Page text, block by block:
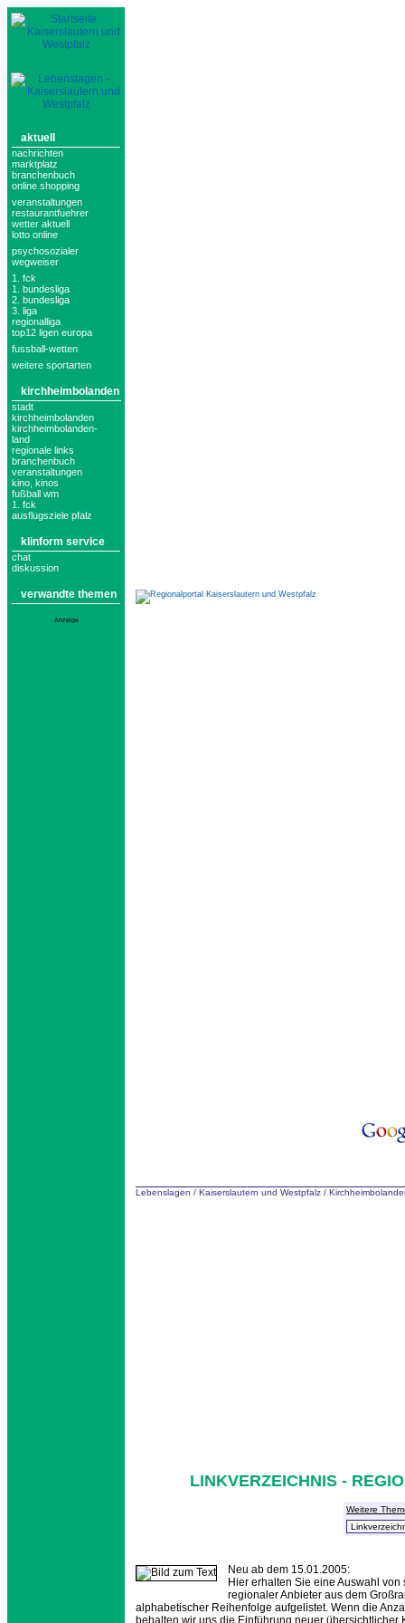
aktuell
nachrichten
marktplatz
branchenbuch
online shopping
veranstaltungen
restaurantfuehrer
wetter aktuell
lotto online
psychosozialer
wegweiser
1. fck
1. bundesliga
2. bundesliga
3. liga
regionalliga
top12 ligen europa
fussball-wetten
weitere sportarten
kirchheimbolanden
stadt
kirchheimbolanden
kirchheimbolanden-
land
regionale links
branchenbuch
veranstaltungen
kino, kinos
fußball wm
1. fck
ausflugsziele pfalz
klinform service
chat
diskussion
verwandte themen
Anzeige
Lebenslagen / Kaiserslautern und Westpfalz /
LINKVERZEICHNIS -
Weitere
Neu ab dem 15.01.2005:
Hier erhalten Sie eine Auswahl
regionaler Anbieter aus dem
alphabetischer Reihenfolge aufgelistet. Wenn die
behalten wir uns die Einführung neuer